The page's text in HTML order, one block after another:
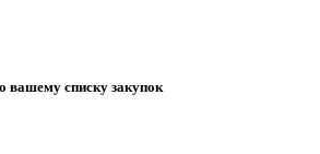
вашему списку закупок